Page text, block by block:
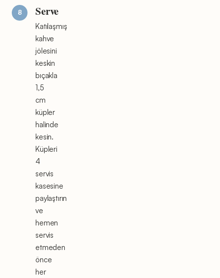
Serve
Katılaşmış
kahve
jölesini
keskin
bıçakla
1,5
cm
küpler
halinde
kesin.
Küpleri
4
servis
kasesine
paylaştırın
ve
hemen
servis
etmeden
önce
her